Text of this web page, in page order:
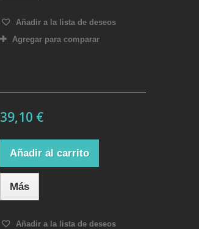
Añadir a la lista de deseos
Agregar para comparar
39,10 €
Añadir al carrito
Más
Añadir a la lista de deseos